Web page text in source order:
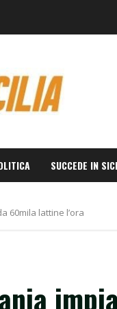
SUCCEDE IN
60mila lattine l’ora